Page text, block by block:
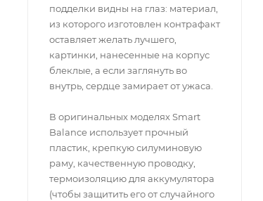
подделки видны на глаз: материал,
из которого изготовлен контрафакт
оставляет желать лучшего,
картинки, нанесенные на корпус
блеклые, а если заглянуть во
внутрь, сердце замирает от ужаса.
В оригинальных моделях Smart
Balance использует прочный
пластик, крепкую силуминовую
раму, качественную проводку,
термоизоляцию для аккумулятора
(чтобы защитить его от случайного